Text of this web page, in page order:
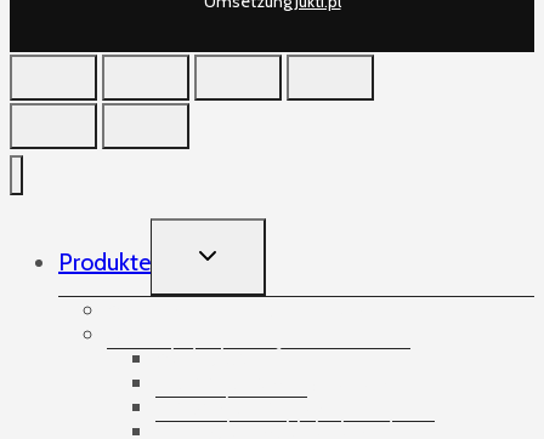
Produkte TOGGLE
CHILD
Abdeckstreifen
Spezialisierte Bänder
Verpackungsklebebänder